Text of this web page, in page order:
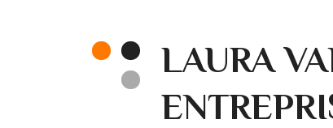
LAURA